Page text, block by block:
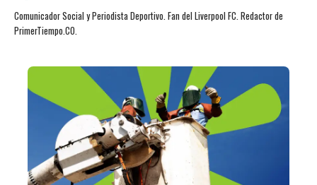
Comunicador Social y Periodista Deportivo. Fan del Liverpool FC. Redactor de
PrimerTiempo.CO.